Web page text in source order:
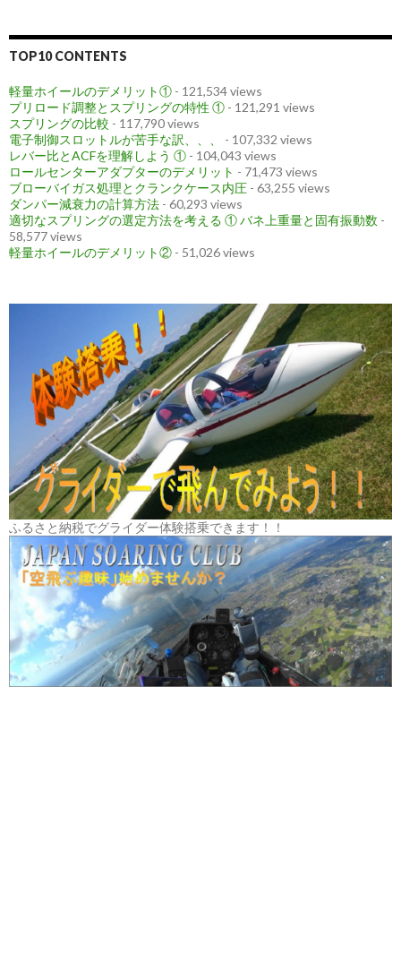
TOP10 CONTENTS
軽量ホイールのデメリット① - 121,534 views
プリロード調整とスプリングの特性 ① - 121,291 views
スプリングの比較 - 117,790 views
電子制御スロットルが苦手な訳、、、
- 107,332 views
レバー比とACFを理解しよう ① - 104,043 views
ロールセンターアダプターのデメリット - 71,473 views
ブローバイガス処理とクランクケース内圧 - 63,255 views
ダンパー減衰力の計算方法 - 60,293 views
適切なスプリングの選定方法を考える ① バネ上重量と固有振動数 -
58,577 views
軽量ホイールのデメリット② - 51,026 views
ふるさと納税でグライダー体験搭乗できます！！